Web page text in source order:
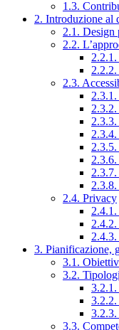
1.3.
2. Introduzione al
2.1. Design
2.2.
2.3.
2.4. Privacy
3. Pianificazione,
3.1.
3.2.
3.3.